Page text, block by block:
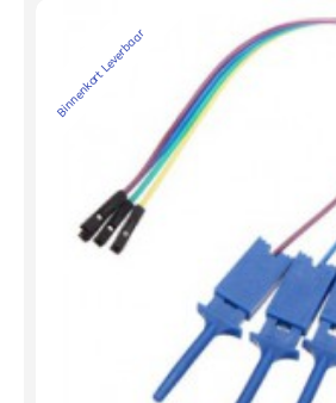
Binnenkort Leverbaar